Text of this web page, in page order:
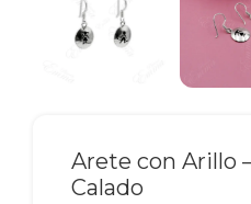
Arete con Arillo
Calado